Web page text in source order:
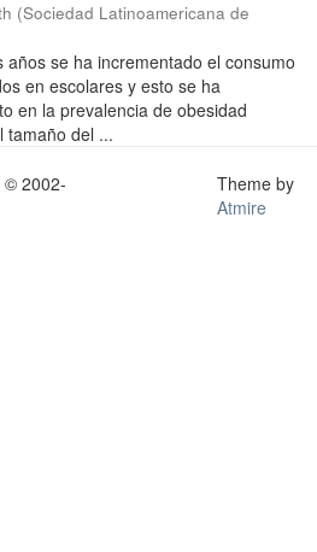
(Sociedad Latinoamericana de
años se ha incrementado el consumo
en escolares y esto se ha
en la prevalencia de obesidad
tamaño del ...
© 2002-
Theme by
Atmire